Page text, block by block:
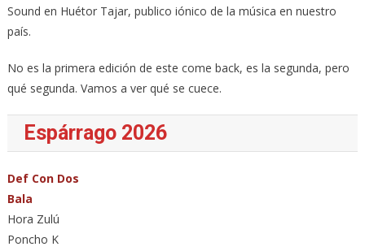
Sound en Huétor Tajar, publico iónico de la música en nuestro
país.
No es la primera edición de este come back, es la segunda, pero
qué segunda. Vamos a ver qué se cuece.
Espárrago 2026
Def Con Dos
Bala
Hora Zulú
Poncho K